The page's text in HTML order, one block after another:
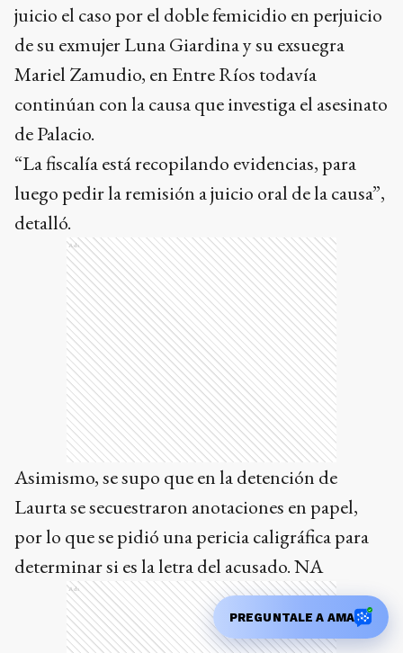
juicio el caso por el doble femicidio en perjuicio
de su exmujer Luna Giardina y su exsuegra
Mariel Zamudio, en Entre Ríos todavía
continúan con la causa que investiga el asesinato
de Palacio.
“La fiscalía está recopilando evidencias, para
luego pedir la remisión a juicio oral de la causa”,
detalló.
Ads
Asimismo, se supo que en la detención de
Laurta se secuestraron anotaciones en papel,
por lo que se pidió una pericia caligráfica para
determinar si es la letra del acusado. NA
Ads
PREGUNTALE A AMA